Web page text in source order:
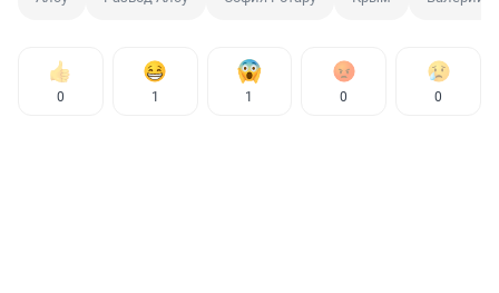
0 1 1 0 0